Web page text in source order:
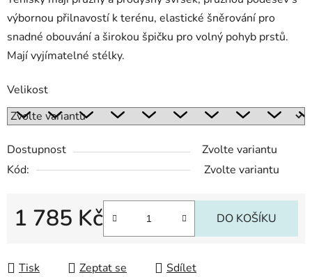
výbornou přilnavostí k terénu, elastické šněrování pro
snadné obouvání a širokou špičku pro volný pohyb prstů.
Mají vyjímatelné stélky.
Velikost
Dostupnost
Zvolte variantu
Kód:
Zvolte variantu
1 785 Kč DO KOŠÍKU
Tisk Zeptat se Sdílet